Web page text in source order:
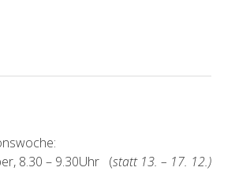
8.30 – 9.30Uhr (statt 13. – 17. 12.)